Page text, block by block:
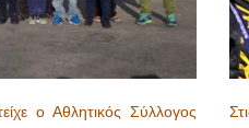
ο Αθλητικός Σύλλογος